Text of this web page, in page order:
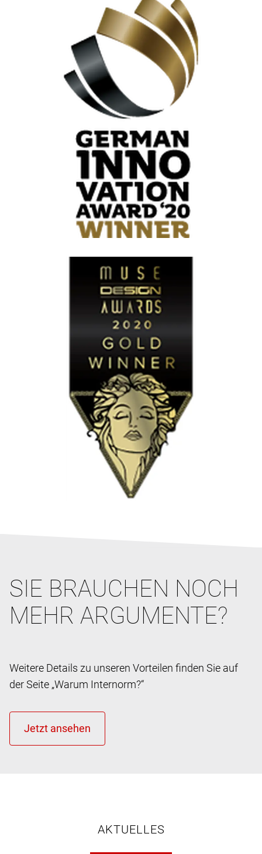
SIE BRAUCHEN NOCH
MEHR ARGUMENTE?
Weitere Details zu unseren Vorteilen finden Sie auf
der Seite „Warum Internorm?“
AKTUELLES